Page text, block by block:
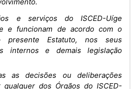
e serviços do ISCED-Uíge
e funcionam de acordo com o
presente Estatuto, nos seus
internos e demais legislação
as decisões ou deliberações
qualquer dos Órgãos do ISCED-